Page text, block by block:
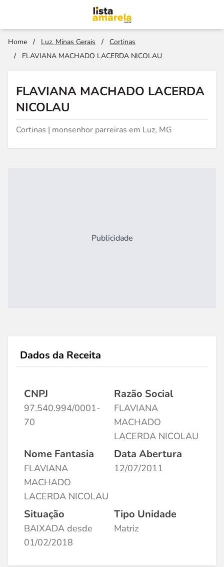
Home / Luz, Minas Gerais /
Cortinas
/
FLAVIANA MACHADO LACERDA NICOLAU
FLAVIANA MACHADO LACERDA
NICOLAU
Cortinas | monsenhor parreiras em Luz, MG
Publicidade
Dados da Receita
CNPJ
97.540.994/0001-
70
Razão Social
FLAVIANA
MACHADO
LACERDA NICOLAU
Nome Fantasia
FLAVIANA
MACHADO
LACERDA NICOLAU
Data Abertura
12/07/2011
Situação
BAIXADA desde
01/02/2018
Tipo Unidade
Matriz